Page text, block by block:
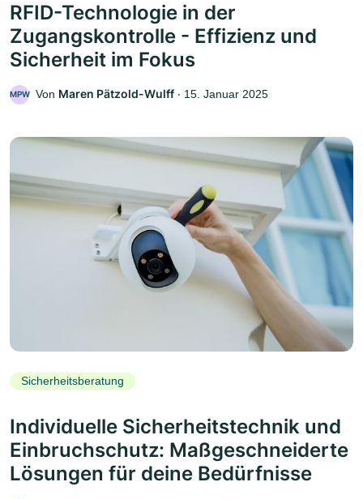
RFID-Technologie in der
Zugangskontrolle - Effizienz und
Sicherheit im Fokus
MPW Von Maren Pätzold-Wulff ‧ 15. Januar 2025
Sicherheitsberatung
Individuelle Sicherheitstechnik und
Einbruchschutz: Maßgeschneiderte
Lösungen für deine Bedürfnisse